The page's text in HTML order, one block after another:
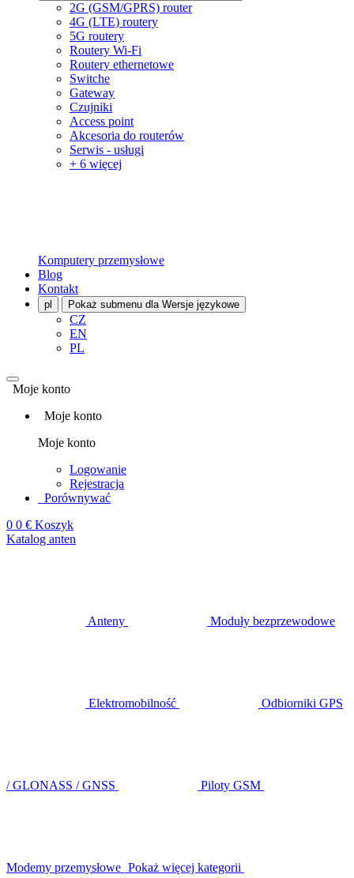
2G (GSM/GPRS) router
4G (LTE) routery
5G routery
Routery Wi-Fi
Routery ethernetowe
Switche
Gateway
Czujniki
Access point
Akcesoria do routerów
Serwis - usługi
+ 6 więcej
Komputery przemysłowe
Blog
Kontakt
pl Pokaż submenu dla Wersje językowe
CZ
EN
PL
Moje konto
Moje konto
Moje konto
Logowanie
Rejestracja
Porównywać
0 0 € Koszyk
Katalog anten
Anteny Moduły bezprzewodowe
Elektromobilność Odbiorniki GPS
/ GLONASS / GNSS Piloty GSM
Modemy przemysłowe Pokaż więcej kategorii